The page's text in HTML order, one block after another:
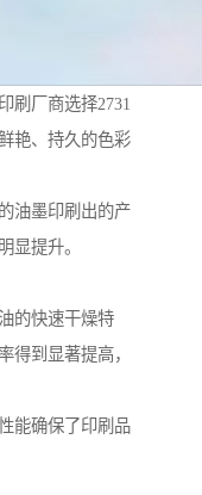
刷厂商选择2731
艳、持久的色彩
油墨印刷出的产
显提升。
的快速干燥特
得到显著提高，
能确保了印刷品